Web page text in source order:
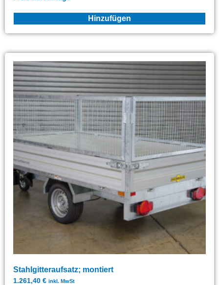
Hinzufügen
Stahlgitteraufsatz; montiert
1.261,40 € inkl. MwSt